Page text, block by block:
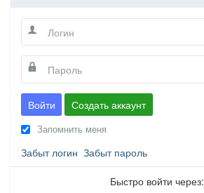
Войти Создать аккаунт
Запомнить меня
Забыт логин Забыт пароль
Быстро войти через: